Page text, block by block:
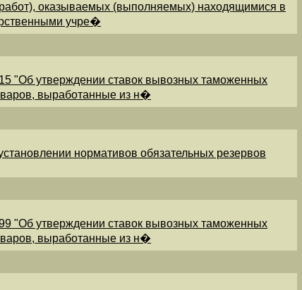
оказываемых (выполняемых) находящимися в
учре�
"Об утверждении ставок вывозных таможенных
выработанные из н�
нормативов обязательных резервов
"Об утверждении ставок вывозных таможенных
выработанные из н�